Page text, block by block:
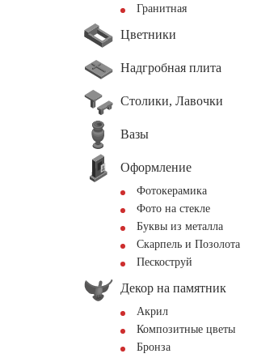
Гранитная
Цветники
Надгробная плита
Столики, Лавочки
Вазы
Оформление
Фотокерамика
Фото на стекле
Буквы из металла
Скарпель и Позолота
Пескоструй
Декор на памятник
Акрил
Композитные цветы
Бронза